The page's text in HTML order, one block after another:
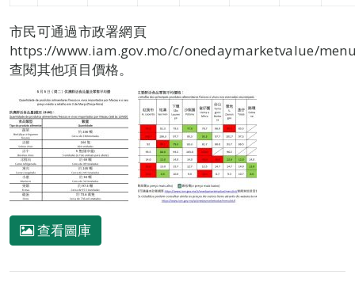
市民可通過市政署網頁
https://www.iam.gov.mo/c/onedaymarketvalue/
查閱其他項目價格。
查看圖庫